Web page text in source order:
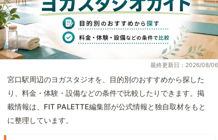
最終更新日：2026/08/06
宮口駅周辺のヨガスタジオを、目的別のおすすめから探した
り、料金・体験・設備などの条件で比較したりできます。掲
載情報は、FIT PALETTE編集部が公式情報と独自取材をもと
に整理しています。